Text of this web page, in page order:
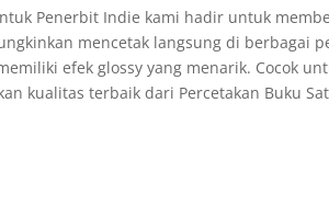
Penerbit Indie kami hadir untuk
mencetak langsung di berbagai
efek glossy yang menarik. Cocok
kualitas terbaik dari Percetakan Buku